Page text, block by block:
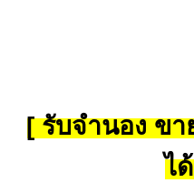
[ รับจำนอง ขา
ไ